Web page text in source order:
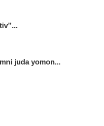
juda yomon...